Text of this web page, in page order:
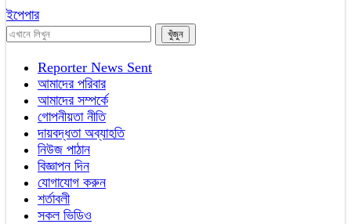
ইপেপার
Reporter News Sent
আমাদের পরিবার
আমাদের সম্পর্কে
গোপনীয়তা নীতি
দায়বদ্ধতা অব্যাহতি
নিউজ পাঠান
বিজ্ঞাপন দিন
যোগাযোগ করুন
শর্তাবলী
সকল ভিডিও